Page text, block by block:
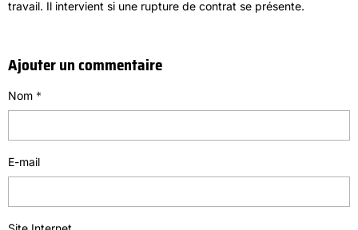
travail. Il intervient si une rupture de contrat se présente.
Ajouter un commentaire
Nom
E-mail